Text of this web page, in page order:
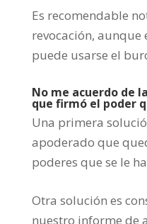
Es recomendable
revocación, aunque
puede usarse el
No me acuerdo de
que firmó el poder
Una primera
apoderado que
poderes que se le
Otra solución es
nuestro informe de